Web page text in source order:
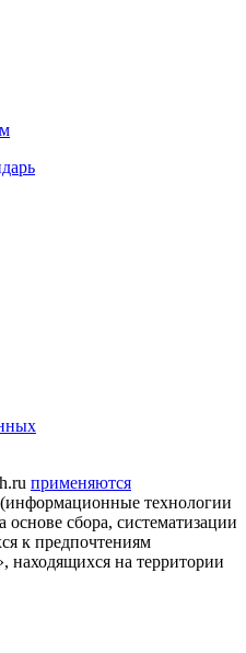
применяются
(информационные технологии
сбора, систематизации
к предпочтениям
находящихся на территории